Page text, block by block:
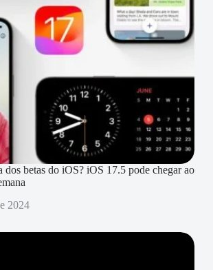
dos betas do iOS? iOS 17.5 pode chegar ao
2024